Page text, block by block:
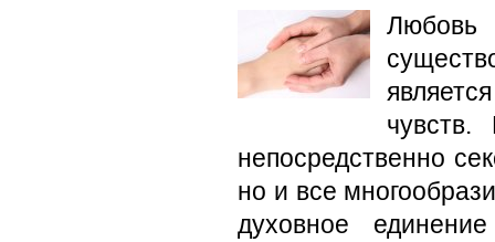
непосредственно
но и все
духовное